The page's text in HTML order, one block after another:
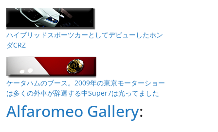
ハイブリッドスポーツカーとしてデビューしたホン
ダCRZ
ケータハムのブース。2009年の東京モーターショー
は多くの外車が辞退する中Super7は光ってました
Alfaromeo Gallery: